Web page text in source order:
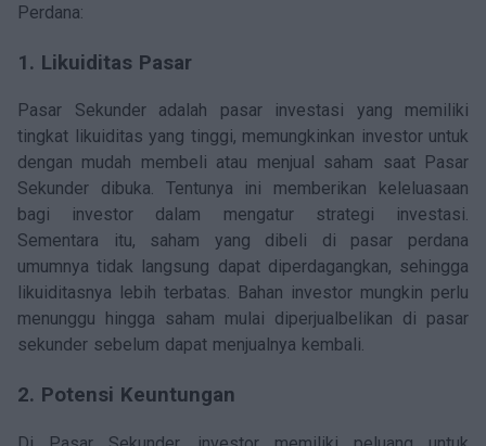
Perdana:
1. Likuiditas Pasar
Pasar Sekunder adalah pasar investasi yang memiliki
tingkat likuiditas yang tinggi, memungkinkan investor untuk
dengan mudah membeli atau menjual saham saat Pasar
Sekunder dibuka. Tentunya ini memberikan keleluasaan
bagi investor dalam mengatur strategi investasi.
Sementara itu, saham yang dibeli di pasar perdana
umumnya tidak langsung dapat diperdagangkan, sehingga
likuiditasnya lebih terbatas. Bahan investor mungkin perlu
menunggu hingga saham mulai diperjualbelikan di pasar
sekunder sebelum dapat menjualnya kembali.
2. Potensi Keuntungan